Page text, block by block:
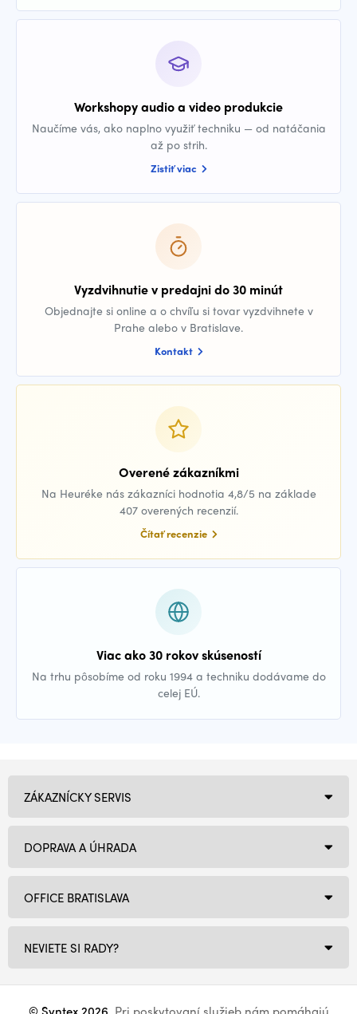
Workshopy audio a video produkcie
Naučíme vás, ako naplno využiť techniku — od natáčania
až po strih.
Zistiť viac
Vyzdvihnutie v predajni do 30 minút
Objednajte si online a o chvíľu si tovar vyzdvihnete v
Prahe alebo v Bratislave.
Kontakt
Overené zákazníkmi
Na Heuréke nás zákazníci hodnotia 4,8/5 na základe
407 overených recenzií.
Čítať recenzie
Viac ako 30 rokov skúseností
Na trhu pôsobíme od roku 1994 a techniku dodávame do
celej EÚ.
OFFICE BRATISLAVA
NEVIETE SI RADY?
ZÁKAZNÍCKY SERVIS
DOPRAVA A ÚHRADA